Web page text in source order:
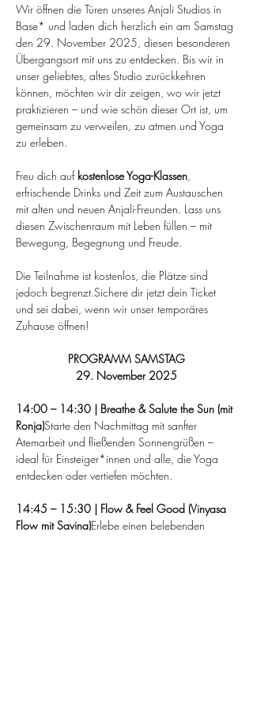
Wir öffnen die Türen unseres Anjali Studios in
Base* und laden dich herzlich ein am Samstag
den 29. November 2025, diesen besonderen
Übergangsort mit uns zu entdecken. Bis wir in
unser geliebtes, altes Studio zurückkehren
können, möchten wir dir zeigen, wo wir jetzt
praktizieren – und wie schön dieser Ort ist, um
gemeinsam zu verweilen, zu atmen und Yoga
zu erleben.
Freu dich auf kostenlose Yoga-Klassen,
erfrischende Drinks und Zeit zum Austauschen
mit alten und neuen Anjali-Freunden. Lass uns
diesen Zwischenraum mit Leben füllen – mit
Bewegung, Begegnung und Freude.
Die Teilnahme ist kostenlos, die Plätze sind
jedoch begrenzt.Sichere dir jetzt dein Ticket
und sei dabei, wenn wir unser temporäres
Zuhause öffnen!
PROGRAMM SAMSTAG
29. November 2025
14:00 – 14:30 | Breathe & Salute the Sun (mit
Ronja)Starte den Nachmittag mit sanfter
Atemarbeit und fließenden Sonnengrüßen –
ideal für Einsteiger*innen und alle, die Yoga
entdecken oder vertiefen möchten.
14:45 – 15:30 | Flow & Feel Good (Vinyasa
Flow mit Savina)Erlebe einen belebenden